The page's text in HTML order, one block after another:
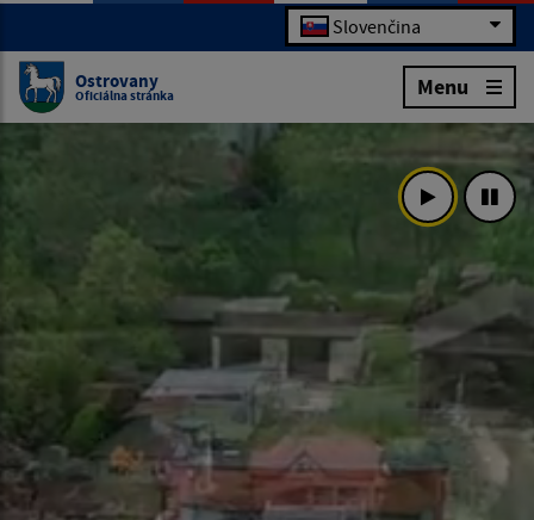
Slovenčina
Ostrovany
Oficiálna stránka Menu